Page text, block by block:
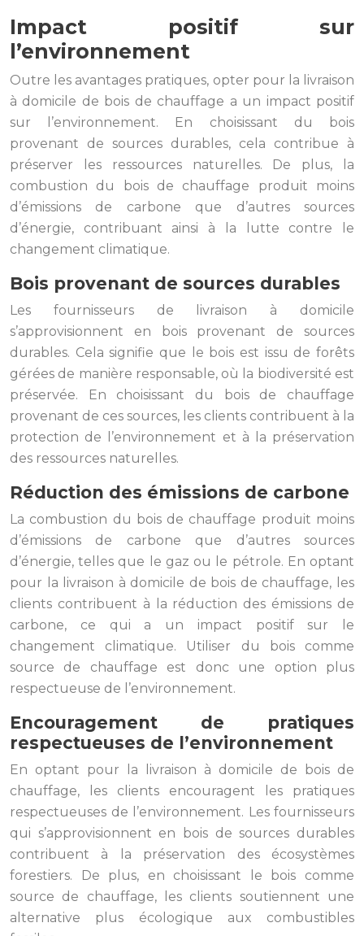
Impact positif sur
l’environnement
Outre les avantages pratiques, opter pour la livraison
à domicile de bois de chauffage a un impact positif
sur l’environnement. En choisissant du bois
provenant de sources durables, cela contribue à
préserver les ressources naturelles. De plus, la
combustion du bois de chauffage produit moins
d’émissions de carbone que d’autres sources
d’énergie, contribuant ainsi à la lutte contre le
changement climatique.
Bois provenant de sources durables
Les fournisseurs de livraison à domicile
s’approvisionnent en bois provenant de sources
durables. Cela signifie que le bois est issu de forêts
gérées de manière responsable, où la biodiversité est
préservée. En choisissant du bois de chauffage
provenant de ces sources, les clients contribuent à la
protection de l’environnement et à la préservation
des ressources naturelles.
Réduction des émissions de carbone
La combustion du bois de chauffage produit moins
d’émissions de carbone que d’autres sources
d’énergie, telles que le gaz ou le pétrole. En optant
pour la livraison à domicile de bois de chauffage, les
clients contribuent à la réduction des émissions de
carbone, ce qui a un impact positif sur le
changement climatique. Utiliser du bois comme
source de chauffage est donc une option plus
respectueuse de l’environnement.
Encouragement de pratiques
respectueuses de l’environnement
En optant pour la livraison à domicile de bois de
chauffage, les clients encouragent les pratiques
respectueuses de l’environnement. Les fournisseurs
qui s’approvisionnent en bois de sources durables
contribuent à la préservation des écosystèmes
forestiers. De plus, en choisissant le bois comme
source de chauffage, les clients soutiennent une
alternative plus écologique aux combustibles